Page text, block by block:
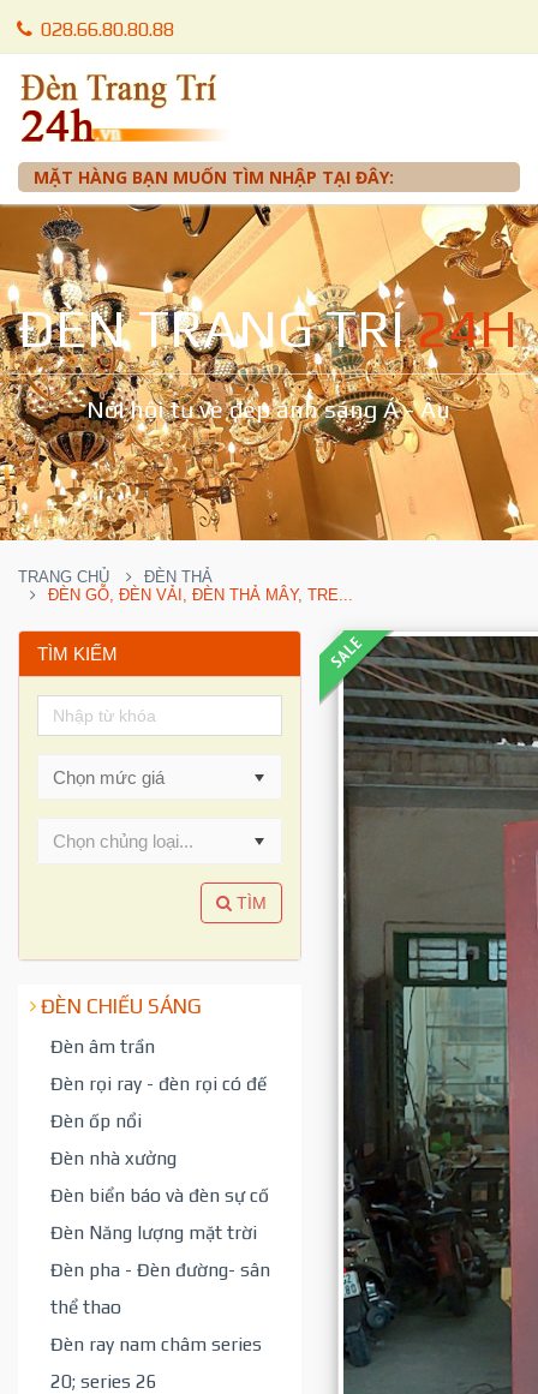
028.66.80.80.88
0905 012 099 - Mr. Tuấn
MẶT HÀNG BẠN MUỐN TÌM NHẬP TẠI ĐÂY:
ĐÈN TRANG TRÍ24H
Nơi hội tụ vẻ đẹp ánh sáng Á - Âu
TRANG CHỦ
ĐÈN THẢ
ĐÈN GỖ, ĐÈN VẢI, ĐÈN THẢ MÂY, TRE...
TÌM KIẾM
Chọn chủng loại...
TÌM
ĐÈN CHIẾU SÁNG
Đèn âm trần
Đèn rọi ray - đèn rọi có đế
Đèn ốp nổi
Đèn nhà xưởng
Đèn biển báo và đèn sự cố
Đèn Năng lượng mặt trời
Đèn pha - Đèn đường- sân
thể thao
Đèn ray nam châm series
20; series 26